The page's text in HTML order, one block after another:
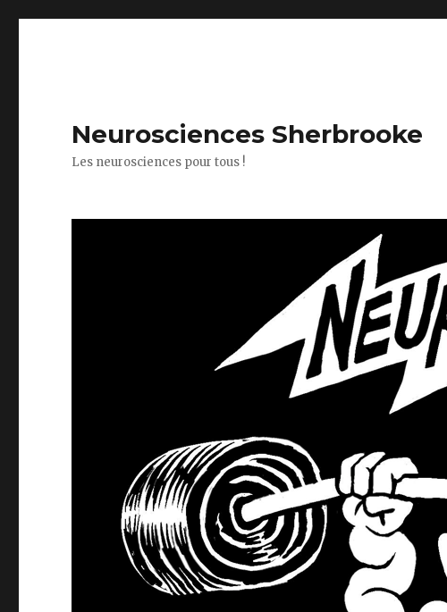
Neurosciences Sherbrooke
Les neurosciences pour tous !